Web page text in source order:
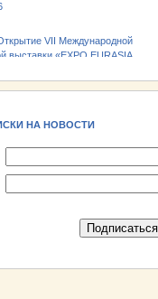
выставки «EXPO EURASIA
НА НОВОСТИ